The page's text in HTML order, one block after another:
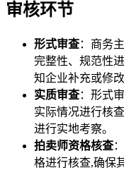
审核环节
形式审查：商务
完整性、规范性
知企业补充或修改
实质审查：形式
实际情况进行核
进行实地考察。
拍卖师资格核查
格进行核查,确保